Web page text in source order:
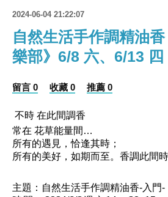
2024-06-04 21:22:07
自然生活手作調精油
樂部》6/8 六、6/13 四
留言 0 收藏 0 推薦 0
不時 在此間調香
常在 花草能量間…
所有的遇見 ，恰逢其時；
所有的美好 ， 如期而至。香調此間
主題：自然生活手作調精油香-入門-